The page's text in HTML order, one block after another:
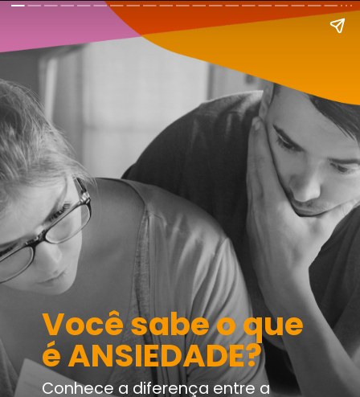
Você sabe o que
é ANSIEDADE?
Conhece a diferença entre a